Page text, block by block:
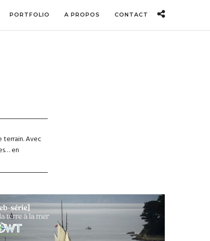
PORTFOLIO A PROPOS CONTACT
terrain. Avec
en